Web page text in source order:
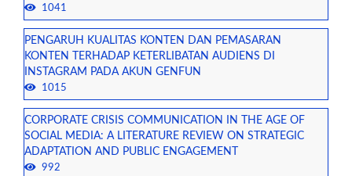
1041
PENGARUH KUALITAS KONTEN DAN PEMASARAN
KONTEN TERHADAP KETERLIBATAN AUDIENS DI
INSTAGRAM PADA AKUN GENFUN
1015
CORPORATE CRISIS COMMUNICATION IN THE AGE OF
SOCIAL MEDIA: A LITERATURE REVIEW ON STRATEGIC
ADAPTATION AND PUBLIC ENGAGEMENT
992